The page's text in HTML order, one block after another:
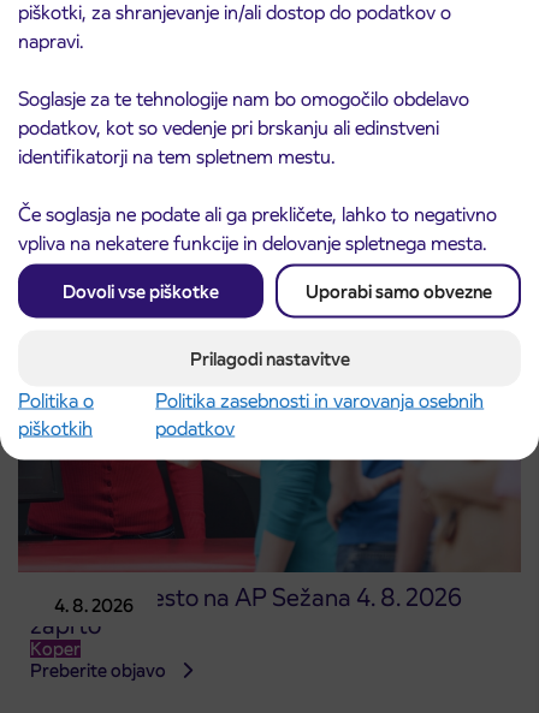
piškotki, za shranjevanje in/ali dostop do podatkov o
napravi.
Soglasje za te tehnologije nam bo omogočilo obdelavo
podatkov, kot so vedenje pri brskanju ali edinstveni
identifikatorji na tem spletnem mestu.
Če soglasja ne podate ali ga prekličete, lahko to negativno
vpliva na nekatere funkcije in delovanje spletnega mesta.
Dovoli vse piškotke Uporabi samo obvezne
Prilagodi nastavitve
Politika o
piškotkih
Politika zasebnosti in varovanja osebnih
podatkov
10. 8. 2026
Začasne spremembe na linijah Mestnega
prometa Koper od 11. do 14. avgusta
Preberite objavo
4. 8. 2026
Prodajno mesto na AP Sežana 4. 8. 2026
zaprto
Koper
Preberite objavo